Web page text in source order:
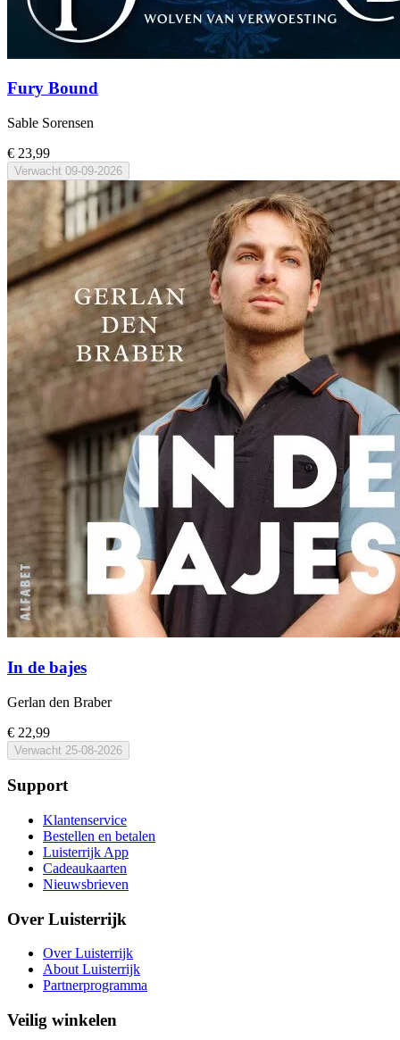
Fury Bound
Sable Sorensen
€ 23,99
Verwacht 09-09-2026
In de bajes
Gerlan den Braber
€ 22,99
Verwacht 25-08-2026
Support
Klantenservice
Bestellen en betalen
Luisterrijk App
Cadeaukaarten
Nieuwsbrieven
Over Luisterrijk
Over Luisterrijk
About Luisterrijk
Partnerprogramma
Veilig winkelen